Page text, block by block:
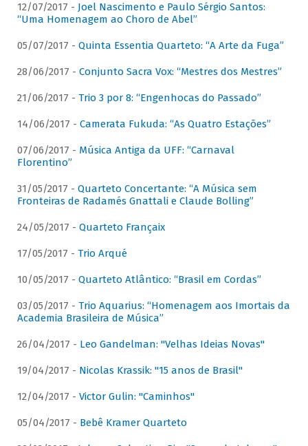
12/07/2017 - Joel Nascimento e Paulo Sérgio Santos:
“Uma Homenagem ao Choro de Abel”
05/07/2017 - Quinta Essentia Quarteto: “A Arte da Fuga”
28/06/2017 - Conjunto Sacra Vox: “Mestres dos Mestres”
21/06/2017 - Trio 3 por 8: “Engenhocas do Passado”
14/06/2017 - Camerata Fukuda: “As Quatro Estações”
07/06/2017 - Música Antiga da UFF: “Carnaval
Florentino”
31/05/2017 - Quarteto Concertante: “A Música sem
Fronteiras de Radamés Gnattali e Claude Bolling”
24/05/2017 - Quarteto Françaix
17/05/2017 - Trio Arqué
10/05/2017 - Quarteto Atlântico: “Brasil em Cordas”
03/05/2017 - Trio Aquarius: “Homenagem aos Imortais da
Academia Brasileira de Música”
26/04/2017 - Leo Gandelman: "Velhas Ideias Novas"
19/04/2017 - Nicolas Krassik: "15 anos de Brasil"
12/04/2017 - Victor Gulin: "Caminhos"
05/04/2017 - Bebê Kramer Quarteto